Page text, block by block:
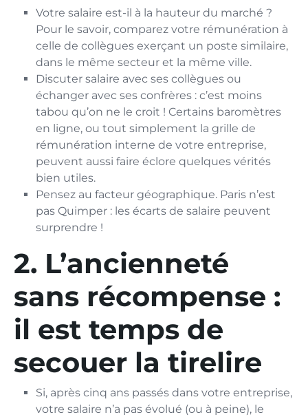
Votre salaire est-il à la hauteur du marché ?
Pour le savoir, comparez votre rémunération à
celle de collègues exerçant un poste similaire,
dans le même secteur et la même ville.
Discuter salaire avec ses collègues ou
échanger avec ses confrères : c’est moins
tabou qu’on ne le croit ! Certains baromètres
en ligne, ou tout simplement la grille de
rémunération interne de votre entreprise,
peuvent aussi faire éclore quelques vérités
bien utiles.
Pensez au facteur géographique. Paris n’est
pas Quimper : les écarts de salaire peuvent
surprendre !
2. L’ancienneté
sans récompense :
il est temps de
secouer la tirelire
Si, après cinq ans passés dans votre entreprise,
votre salaire n’a pas évolué (ou à peine), le